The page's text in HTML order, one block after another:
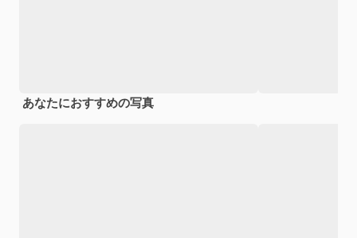
あなたにおすすめの写真